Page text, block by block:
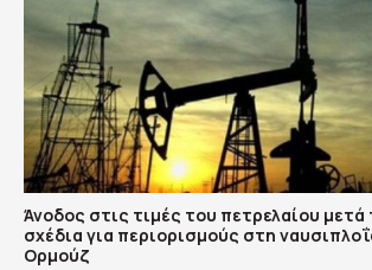
Άνοδος στις τιμές του πετρελαίου μετά
σχέδια για περιορισμούς στη
Ορμούζ